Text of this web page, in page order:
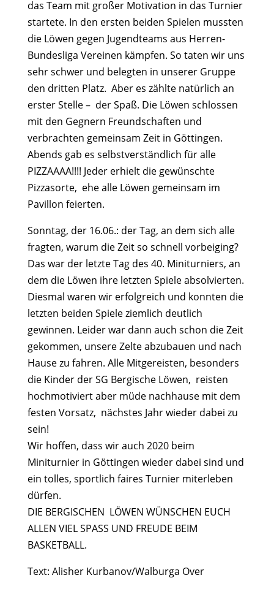
das Team mit großer Motivation in das Turnier
startete. In den ersten beiden Spielen mussten
die Löwen gegen Jugendteams aus Herren-
Bundesliga Vereinen kämpfen. So taten wir uns
sehr schwer und belegten in unserer Gruppe
den dritten Platz. Aber es zählte natürlich an
erster Stelle – der Spaß. Die Löwen schlossen
mit den Gegnern Freundschaften und
verbrachten gemeinsam Zeit in Göttingen.
Abends gab es selbstverständlich für alle
PIZZAAAA!!!! Jeder erhielt die gewünschte
Pizzasorte, ehe alle Löwen gemeinsam im
Pavillon feierten.
Sonntag, der 16.06.: der Tag, an dem sich alle
fragten, warum die Zeit so schnell vorbeiging?
Das war der letzte Tag des 40. Miniturniers, an
dem die Löwen ihre letzten Spiele absolvierten.
Diesmal waren wir erfolgreich und konnten die
letzten beiden Spiele ziemlich deutlich
gewinnen. Leider war dann auch schon die Zeit
gekommen, unsere Zelte abzubauen und nach
Hause zu fahren. Alle Mitgereisten, besonders
die Kinder der SG Bergische Löwen, reisten
hochmotiviert aber müde nachhause mit dem
festen Vorsatz, nächstes Jahr wieder dabei zu
sein!
Wir hoffen, dass wir auch 2020 beim
Miniturnier in Göttingen wieder dabei sind und
ein tolles, sportlich faires Turnier miterleben
dürfen.
DIE BERGISCHEN LÖWEN WÜNSCHEN EUCH
ALLEN VIEL SPASS UND FREUDE BEIM
BASKETBALL.
Text: Alisher Kurbanov/Walburga Over